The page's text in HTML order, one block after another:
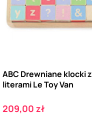
ABC Drewniane klocki z
literami Le Toy Van
Cena
209,00 zł